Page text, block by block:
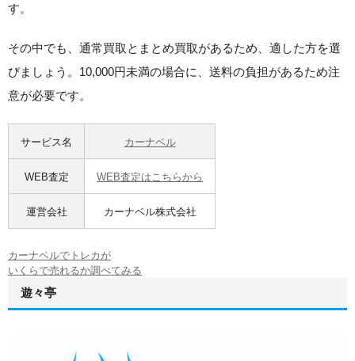
す。
その中でも、通常買取とまとめ買取があるため、適した方を選
びましょう。10,000円未満の場合に、送料の負担があるため注
意が必要です。
サービス名 カーナベル
WEB査定 WEB査定はこちらから
運営会社 カーナベル株式会社
カーナベルでトレカが
いくらで売れるか調べてみる
遊々亭